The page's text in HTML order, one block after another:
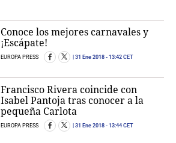
Conoce los mejores carnavales y
¡Escápate!
EUROPA PRESS 31 Ene 2018 - 13:42 CET
Francisco Rivera coincide con
Isabel Pantoja tras conocer a la
pequeña Carlota
EUROPA PRESS 31 Ene 2018 - 13:44 CET